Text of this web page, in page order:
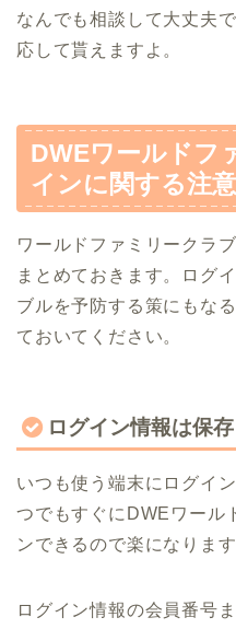
なんでも相談して大丈夫
応して貰えますよ。
DWEワールドフ
インに関する注
ワールドファミリークラ
まとめておきます。ログ
ブルを予防する策にもな
ておいてください。
ログイン情報は保存
いつも使う端末にログイ
つでもすぐにDWEワール
ンできるので楽になります
ログイン情報の会員番号